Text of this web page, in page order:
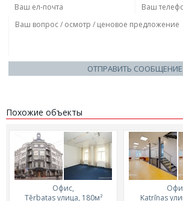
ОТПРАВИТЬ СООБЩЕНИЕ
Похожие объекты
Офис,
Tērbatas улица, 180м²
Katrīnas